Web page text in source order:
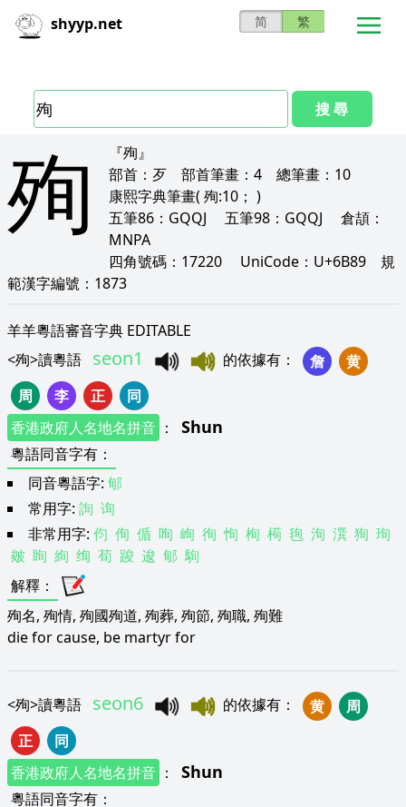
shyyp.net 简 繁
搜 尋
殉
『殉』
部首： 歹 部首筆畫： 4 總筆畫： 10
康熙字典筆畫( 殉:10； )
五筆86： GQQJ 五筆98： GQQJ 倉頡：
MNPA
四角號碼： 17220 UniCode： U+6B89 規
範漢字編號： 1873
羊羊粵語審音字典 EDITABLE
<殉>讀粵語 seon1 的依據有 ： 詹
黄
周
李 正
同
香港政府人名地名拼音 ： Shun
粵語同音字有 ：
同音粵語字: 郇
常用字: 詢 询
非常用字: 伨 侚 偱 咰 峋 徇 恂 栒 槆 毥 洵 潠 狥 珣
皴 眴 絢 绚 荀 踆 逡 郇 駨
解釋 ：
殉名, 殉情, 殉國殉道, 殉葬, 殉節, 殉職, 殉難
die for cause, be martyr for
<殉>讀粵語 seon6 的依據有 ： 黄
周
正
同
香港政府人名地名拼音 ： Shun
粵語同音字有 ：